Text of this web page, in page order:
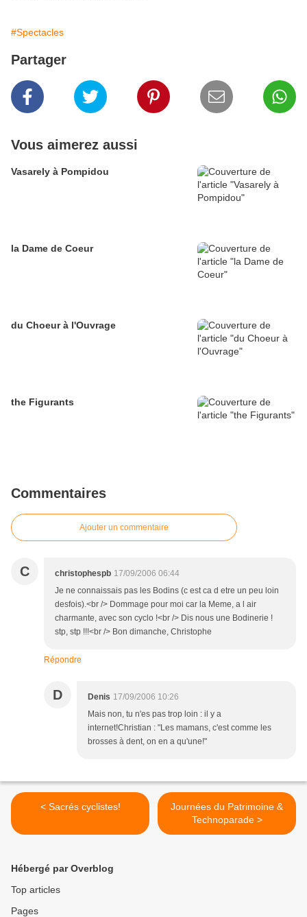
#Spectacles
Partager
Vous aimerez aussi
Vasarely à Pompidou
la Dame de Coeur
du Choeur à l'Ouvrage
the Figurants
Commentaires
Ajouter un commentaire
C christophespb 17/09/2006 06:44
Je ne connaissais pas les Bodins (c est ca d etre un peu loin
desfois).<br /> Dommage pour moi car la Meme, a l air
charmante, avec son cyclo !<br /> Dis nous une Bodinerie !
stp, stp !!!<br /> Bon dimanche, Christophe
Répondre
D Denis 17/09/2006 10:26
Mais non, tu n'es pas trop loin : il y a
internet!Christian : "Les mamans, c'est comme les
brosses à dent, on en a qu'une!"
< Sacrés cyclistes!
Journées du Patrimoine &
Technoparade >
Hébergé par Overblog
Top articles
Pages